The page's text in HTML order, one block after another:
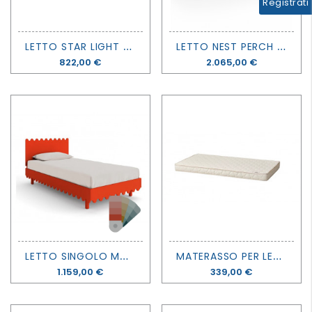
L
ETTO STAR LIGHT - MONTESSORI - MATHY BY BOLS
Prezzo
822,00 €
L
ETTO NEST PERCH - OEUF
Prezzo
2.065,00 €
L
ETTO SINGOLO MOSS - OEUF
Prezzo
1.159,00 €
M
ATERASSO PER LETTO CAMP - OLIVER FURNITURE
Prezzo
339,00 €